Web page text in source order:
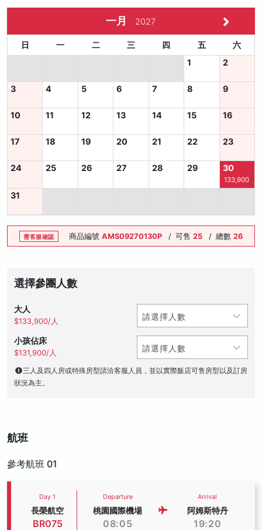
一月 2027
日 一 二 三 四 五
六
1
2
3 4 5 6 7 8 9
10 11 12 13 14 15 16
17 18 19 20 21 22 23
24 25 26 27 28 29 30
133,900
31
需客服確認 商品編號 AMS09270130P / 可售 25 / 總數 26
選擇參團人數
大人
$133,900/人
小孩佔床
$131,900/人
三人及四人房或特殊房型請洽客服人員，並以實際飯店可售房型以及訂房
狀況為主。
航班
參考航班 01
Day 1
長榮航空
BR075
Departure
桃園國際機場
08:05
Arrival
阿姆斯特丹
19:20